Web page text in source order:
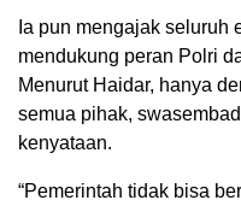
Ia pun mengajak seluruh
mendukung peran Polri
Menurut Haidar, hanya
semua pihak,
kenyataan.
“Pemerintah tidak bisa